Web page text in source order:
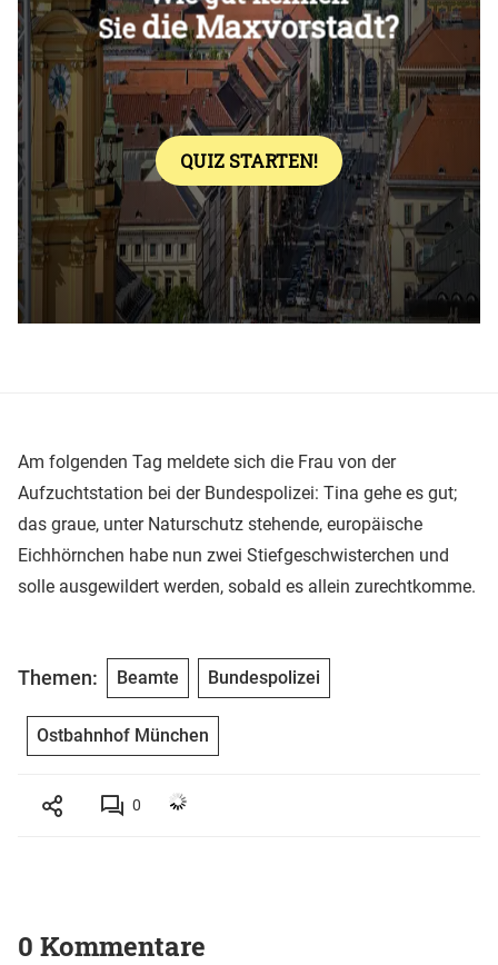
Am folgenden Tag meldete sich die Frau von der
Aufzuchtstation bei der Bundespolizei: Tina gehe es gut;
das graue, unter Naturschutz stehende, europäische
Eichhörnchen habe nun zwei Stiefgeschwisterchen und
solle ausgewildert werden, sobald es allein zurechtkomme.
Themen: Beamte Bundespolizei
Ostbahnhof München
0
0 Kommentare